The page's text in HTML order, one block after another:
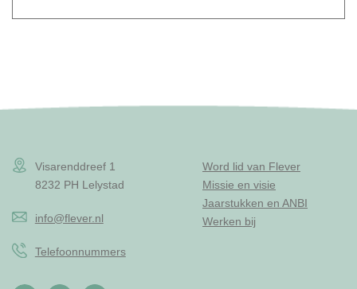
Visarenddreef 1
8232 PH Lelystad
info@flever.nl
Telefoonnummers
Word lid van Flever
Missie en visie
Jaarstukken en ANBI
Werken bij